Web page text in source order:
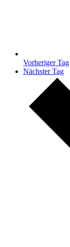
Vorheriger Tag
Nächster Tag